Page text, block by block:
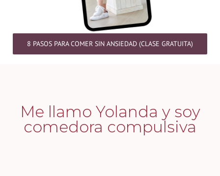
8 PASOS PARA COMER SIN ANSIEDAD (CLASE GRATUITA)
Me llamo Yolanda y soy
comedora compulsiva